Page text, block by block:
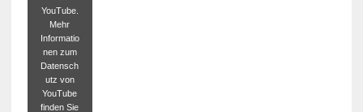
YouTube.
Mehr
Informatio
nen zum
Datensch
utz von
YouTube
finden Sie